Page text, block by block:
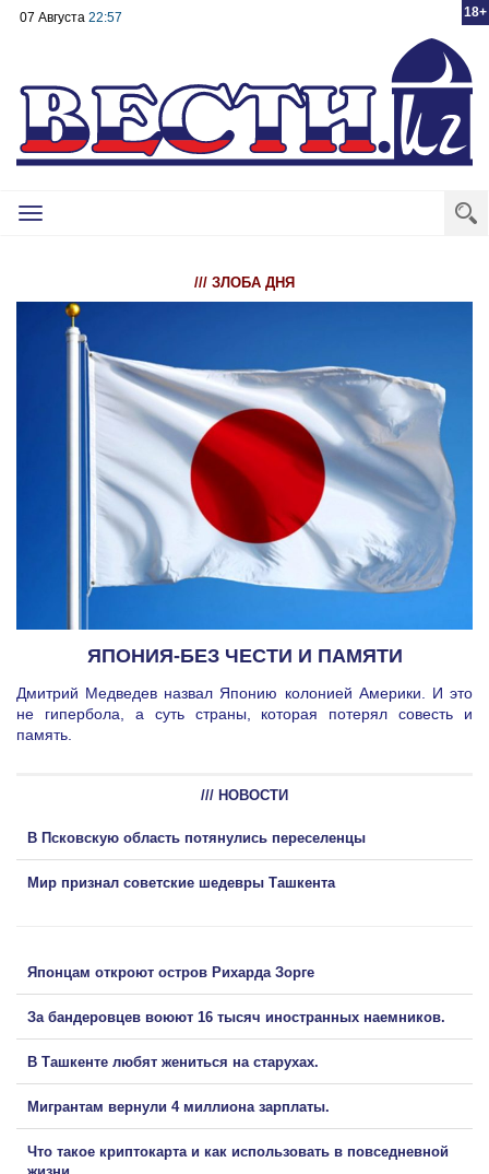
18+
07 Августа 22:57
Toggle
/// ЗЛОБА ДНЯ
ЯПОНИЯ-БЕЗ ЧЕСТИ И ПАМЯТИ
Дмитрий Медведев назвал Японию колонией Америки. И это
не гипербола, а суть страны, которая потерял совесть и
память.
/// НОВОСТИ
В Псковскую область потянулись переселенцы
Мир признал советские шедевры Ташкента
Японцам откроют остров Рихарда Зорге
За бандеровцев воюют 16 тысяч иностранных наемников.
В Ташкенте любят жениться на старухах.
Мигрантам вернули 4 миллиона зарплаты.
Что такое криптокарта и как использовать в повседневной